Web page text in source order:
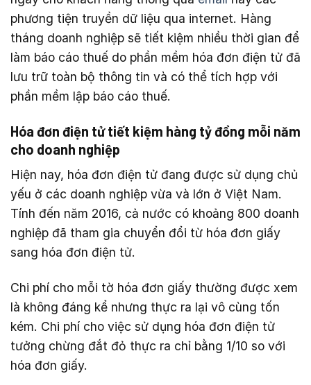
phương tiện truyền dữ liệu qua internet. Hàng
tháng doanh nghiệp sẽ tiết kiệm nhiều thời gian để
làm báo cáo thuế do phần mềm hóa đơn điện tử đã
lưu trữ toàn bộ thông tin và có thể tích hợp với
phần mềm lập báo cáo thuế.
Hóa đơn điện tử tiết kiệm hàng tỷ đồng mỗi năm
cho doanh nghiệp
Hiện nay, hóa đơn điện tử đang được sử dụng chủ
yếu ở các doanh nghiệp vừa và lớn ở Việt Nam.
Tính đến năm 2016, cả nước có khoảng 800 doanh
nghiệp đã tham gia chuyển đổi từ hóa đơn giấy
sang hóa đơn điện tử.
Chi phí cho mỗi tờ hóa đơn giấy thường được xem
là không đáng kể nhưng thực ra lại vô cùng tốn
kém. Chi phí cho việc sử dụng hóa đơn điện tử
tưởng chừng đắt đỏ thực ra chỉ bằng 1/10 so với
hóa đơn giấy.